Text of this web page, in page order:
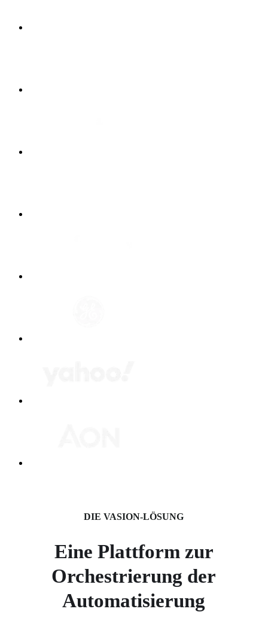
DIE VASION-LÖSUNG
Eine Plattform zur
Orchestrierung der
Automatisierung